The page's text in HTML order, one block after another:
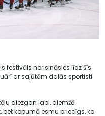
festivāls norisināsies līdz šīs
ar sajūtām dalās sportisti
diezgan labi, diemžēl
kopumā esmu priecīgs, ka